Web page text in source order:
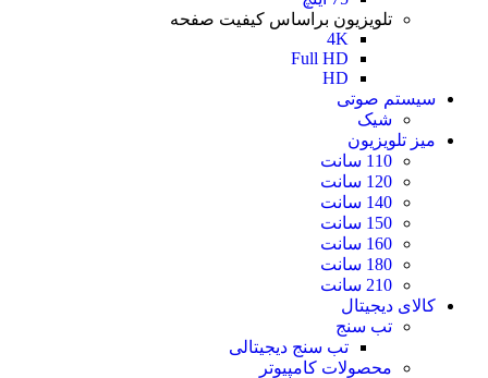
تلویزیون براساس کیفیت صفحه
4K
Full HD
HD
سیستم صوتی
شیک
میز تلویزیون
110 سانت
120 سانت
140 سانت
150 سانت
160 سانت
180 سانت
210 سانت
کالای دیجیتال
تب سنج
تب سنج دیجیتالی
محصولات کامپیوتر